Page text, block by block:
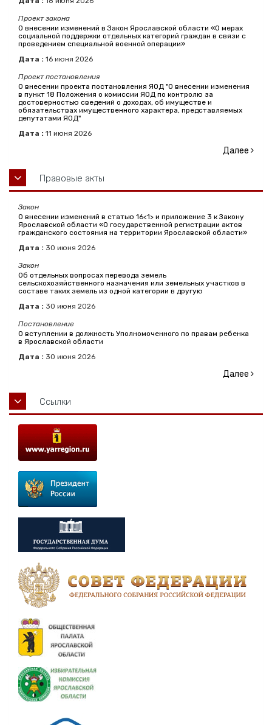
Проект закона
О внесении изменений в Закон Ярославской области «О мерах
социальной поддержки отдельных категорий граждан в связи с
проведением специальной военной операции»
Дата : 16 июня 2026
Проект постановления
О внесении проекта постановления ЯОД "О внесении изменения
в пункт 18 Положения о комиссии ЯОД по контролю за
достоверностью сведений о доходах, об имуществе и
обязательствах имущественного характера, представляемых
депутатами ЯОД"
Дата : 11 июня 2026
Далее
Правовые акты
Закон
О внесении изменений в статью 16<1> и приложение 3 к Закону
Ярославской области «О государственной регистрации актов
гражданского состояния на территории Ярославской области»
Дата : 30 июня 2026
Закон
Об отдельных вопросах перевода земель
сельскохозяйственного назначения или земельных участков в
составе таких земель из одной категории в другую
Дата : 30 июня 2026
Постановление
О вступлении в должность Уполномоченного по правам ребенка
в Ярославской области
Дата : 30 июня 2026
Далее
Ссылки